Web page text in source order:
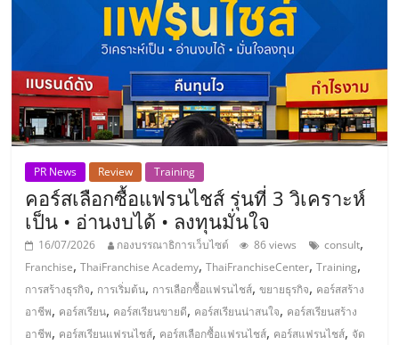
รน
ไชส์,
ศูนย์
รวม
แฟ
รน
PR News Review Training
คอร์สเลือกซื้อแฟรนไชส์ รุ่นที่ 3 วิเคราะห์
เป็น • อ่านงบได้ • ลงทุนมั่นใจ
16/07/2026 กองบรรณาธิการเว็บไซต์ 86 views consult,
Franchise,ThaiFranchise Academy,ThaiFranchiseCenter,Training,
การสร้างธุรกิจ, การเริ่มต้น, การเลือกซื้อแฟรนไชส์,ขยายธุรกิจ, คอร์สสร้าง
อาชีพ, คอร์สเรียน, คอร์สเรียนขายดี, คอร์สเรียนน่าสนใจ, คอร์สเรียนสร้าง
อาชีพ, คอร์สเรียนแฟรนไชส์, คอร์สเลือกซื้อแฟรนไชส์, คอร์สแฟรนไชส์, จัด